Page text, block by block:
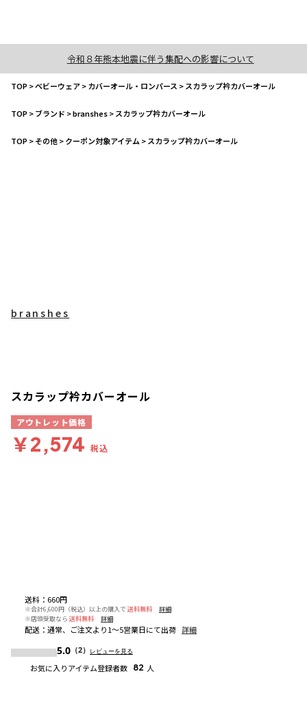
令和８年熊本地震に伴う集配への影響について
TOP>ベビーウェア>カバーオール・ロンパース >スカラップ衿カバーオール
TOP>ブランド >branshes>スカラップ衿カバーオール
TOP>その他>クーポン対象アイテム >スカラップ衿カバーオール
送料 ： 660円
※合計6,600円（税込）以上の購入で 送料無料
詳細
※店頭受取なら 送料無料 詳細
配送 ： 通常、ご注文より1～5営業日にて出荷 詳細
5.0 （2） レビューを見る
お気に入りアイテム登録者数 82 人
branshes
スカラップ衿カバーオール
アウトレット価格
￥2,574 税込